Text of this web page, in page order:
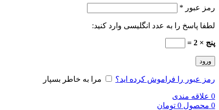
رمز عبور *
لطفا پاسخ را به عدد انگلیسی وارد کنید:
پنج × 2 =
ورود
رمز عبور را فراموش کرده اید؟ مرا به خاطر بسپار
0 علاقه مندی
0 محصول 0 تومان